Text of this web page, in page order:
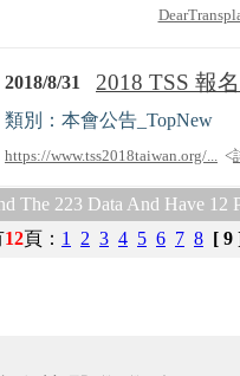
2018/8/31 2018 TSS 報
類別：本會公告_TopNew
https://www.tss2018taiwan.org/... <
The 223 Data And Have 12
12頁 ： 1 2 3 4 5 6 7 8 [ 9